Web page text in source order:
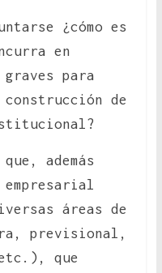
¿cómo es
en
para
de
además
áreas de
previsional,
que